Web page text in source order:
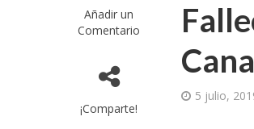
Añadir un
Comentario
¡Comparte!
5 julio,